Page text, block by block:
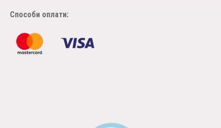
Способи оплати: